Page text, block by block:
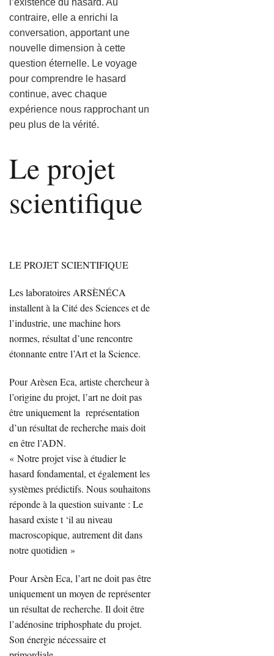
l’existence du hasard. Au
contraire, elle a enrichi la
conversation, apportant une
nouvelle dimension à cette
question éternelle. Le voyage
pour comprendre le hasard
continue, avec chaque
expérience nous rapprochant un
peu plus de la vérité.
Le projet
scientifique
LE PROJET SCIENTIFIQUE
Les laboratoires ARSÈNÉCA
installent à la Cité des Sciences et de
l’industrie, une machine hors
normes, résultat d’une rencontre
étonnante entre l’Art et la Science.
Pour Arèsen Eca, artiste chercheur à
l’origine du projet, l’art ne doit pas
être uniquement la représentation
d’un résultat de recherche mais doit
en être l’ADN.
« Notre projet vise à étudier le
hasard fondamental, et également les
systèmes prédictifs. Nous souhaitons
réponde à la question suivante : Le
hasard existe t ‘il au niveau
macroscopique, autrement dit dans
notre quotidien »
Pour Arsèn Eca, l’art ne doit pas être
uniquement un moyen de représenter
un résultat de recherche. Il doit être
l’adénosine triphosphate du projet.
Son énergie nécessaire et